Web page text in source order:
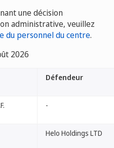
une décision
administrative, veuillez
du personnel du centre.
2026
Défendeur
-
Helo Holdings LTD